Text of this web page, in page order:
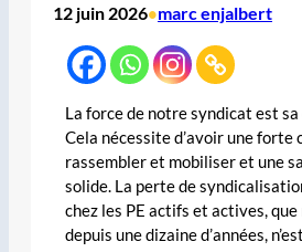
12 juin 2026•marc enjalbert
La force de notre syndicat est sa
Cela nécessite d’avoir une forte
rassembler et mobiliser et une
solide. La perte de
chez les PE actifs et actives,
depuis une dizaine d’années,